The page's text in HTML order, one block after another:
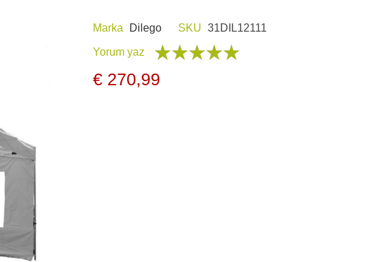
AV KIYAFETLERI
GÜNEŞ PANELLERI VE ŞARJ
Marka Dilego SKU 31DIL12111
Yorum yaz
€ 270,99